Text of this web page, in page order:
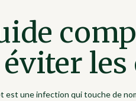
est une infection qui touche de